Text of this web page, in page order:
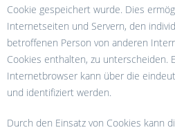
Cookie gespeichert wurde. Dies
Internetseiten und Servern, den
betroffenen Person von anderen
Cookies enthalten, zu unterscheiden.
Internetbrowser kann über die
und identifiziert werden.
Durch den Einsatz von Cookies kann